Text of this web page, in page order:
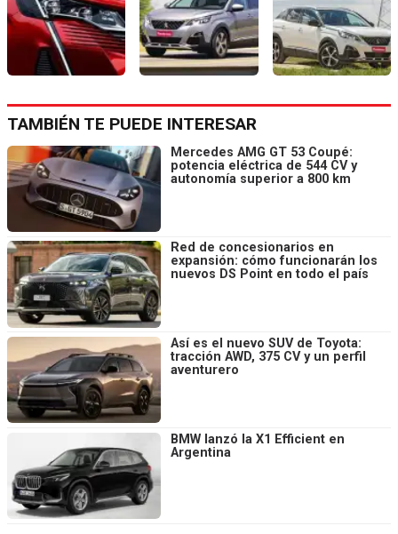
TAMBIÉN TE PUEDE INTERESAR
Mercedes AMG GT 53 Coupé:
potencia eléctrica de 544 CV y
autonomía superior a 800 km
Red de concesionarios en
expansión: cómo funcionarán los
nuevos DS Point en todo el país
Así es el nuevo SUV de Toyota:
tracción AWD, 375 CV y un perfil
aventurero
BMW lanzó la X1 Efficient en
Argentina